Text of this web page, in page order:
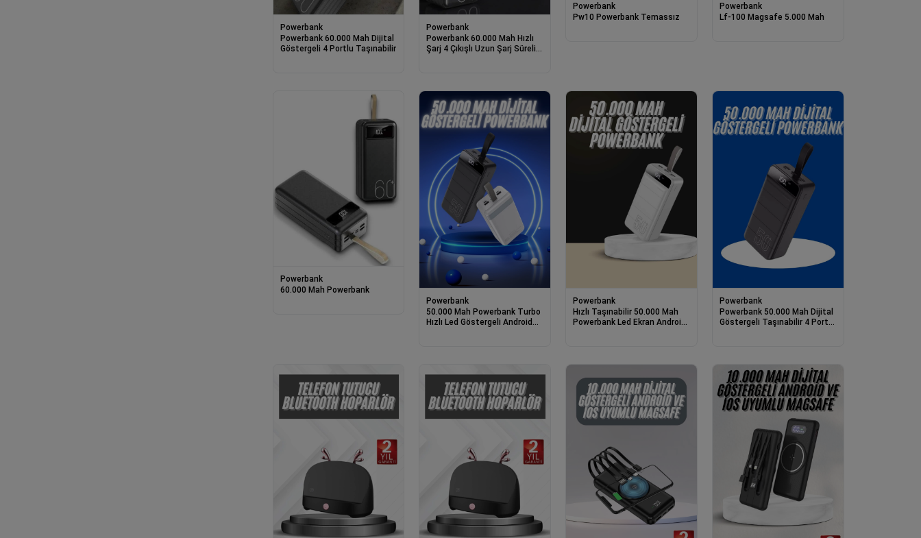
Powerbank
Powerbank 60.000 Mah Dijital
Göstergeli 4 Portlu Taşınabilir
Powerbank
Powerbank 60.000 Mah Hızlı
Şarj 4 Çıkışlı Uzun Şarj Süreli
Powerbank
Pw10 Powerbank Temassız
Powerbank
Lf-100 Magsafe 5.000 Mah
Powerbank
60.000 Mah Powerbank
Powerbank
50.000 Mah Powerbank Turbo
Hızlı Led Göstergeli Android
Powerbank
Hızlı Taşınabilir 50.000 Mah
Powerbank Led Ekran Android
Powerbank
Powerbank 50.000 Mah Dijital
Göstergeli Taşınabilir 4 Portlu